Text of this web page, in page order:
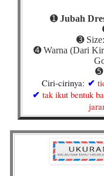
➊Jubah
➌ Size:
➍Warna (Dari
➎
Ciri-cirinya: ✔
✔ tak ikut bentuk